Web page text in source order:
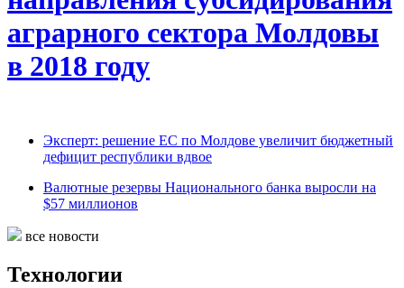
аграрного сектора Молдовы
в 2018 году
Эксперт: решение ЕС по Молдове увеличит бюджетный
дефицит республики вдвое
Валютные резервы Национального банка выросли на
$57 миллионов
все новости
Технологии